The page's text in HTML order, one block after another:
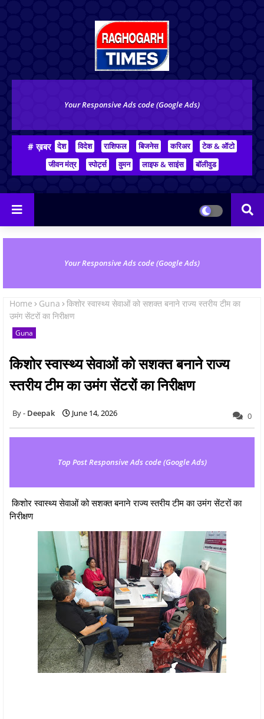
Your Responsive Ads code (Google Ads)
# ख़बर देश विदेश राशिफल बिजनेस करिअर
टेक & ऑटो
जीवन मंत्र
स्पोर्ट्स वुमन लाइफ & साइंस बॉलीवुड
Your Responsive Ads code (Google Ads)
Home Guna
किशोर स्वास्थ्य सेवाओं को सशक्त बनाने राज्य स्तरीय टीम का
उमंग सेंटरों का निरीक्षण
Guna
किशोर स्वास्थ्य सेवाओं को सशक्त बनाने राज्य
स्तरीय टीम का उमंग सेंटरों का निरीक्षण
Deepak June 14, 2026 0
Top Post Responsive Ads code (Google Ads)
किशोर स्वास्थ्य सेवाओं को सशक्त बनाने राज्य स्तरीय टीम का उमंग सेंटरों का
निरीक्षण